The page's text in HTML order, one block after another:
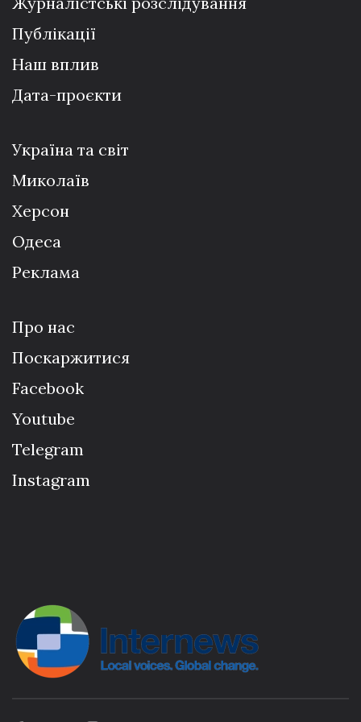
Публікації
Наш вплив
Дата-проєкти
Україна та світ
Миколаїв
Херсон
Одеса
Реклама
Про нас
Поскаржитися
Facebook
Youtube
Telegram
Instagram